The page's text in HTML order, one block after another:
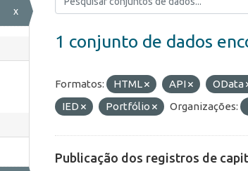
x
1 conjunto de dados
Formatos: HTML API OData
IED
Portfólio Organizações:
Publicação dos registros de